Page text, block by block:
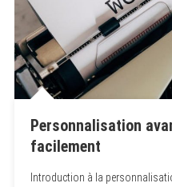
Personnalisation
facilement
Introduction à la